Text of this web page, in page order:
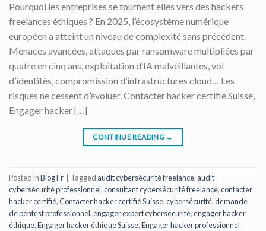
Pourquoi les entreprises se tournent elles vers des hackers
freelances éthiques ? En 2025, l’écosystème numérique
européen a atteint un niveau de complexité sans précédent.
Menaces avancées, attaques par ransomware multipliées par
quatre en cinq ans, exploitation d’IA malveillantes, vol
d’identités, compromission d’infrastructures cloud… Les
risques ne cessent d’évoluer. Contacter hacker certifié Suisse,
Engager hacker […]
CONTINUE READING →
Posted inBlog Fr Tagged audit cybersécurité freelance, audit
cybersécurité professionnel,consultant cybersécurité freelance,contacter
hacker certifié,Contacter hacker certifié Suisse,cybersécurité,demande
de pentest professionnel,engager expert cybersécurité,engager hacker
éthique,Engager hacker éthique Suisse,Engager hacker professionnel